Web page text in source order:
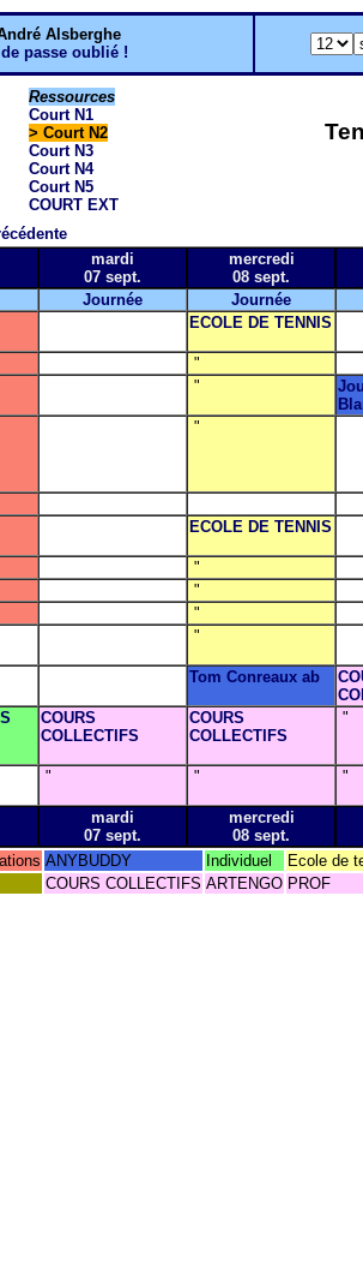
Alsberghe
passe oublié !
Ressources
Court N1
> Court N2
Court N3
Court N4
Court N5
COURT EXT
mardi
07 sept.
mercredi
08 sept.
Journée
Journée
ECOLE DE TENNIS
"
"
"
ECOLE DE TENNIS
"
"
"
"
Tom Conreaux ab
COURS
COLLECTIFS
COURS
COLLECTIFS
"
" " "
mardi
07 sept.
mercredi
08 sept.
ANYBUDDY Individuel
Ecole de
COURS COLLECTIFS ARTENGO PROF